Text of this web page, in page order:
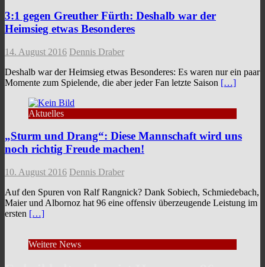
3:1 gegen Greuther Fürth: Deshalb war der
Heimsieg etwas Besonderes
14. August 2016 Dennis Draber
Deshalb war der Heimsieg etwas Besonderes: Es waren nur ein paar
Momente zum Spielende, die aber jeder Fan letzte Saison […]
Aktuelles
„Sturm und Drang“: Diese Mannschaft wird uns
noch richtig Freude machen!
10. August 2016 Dennis Draber
Auf den Spuren von Ralf Rangnick? Dank Sobiech, Schmiedebach,
Maier und Albornoz hat 96 eine offensiv überzeugende Leistung im
ersten […]
Weitere News